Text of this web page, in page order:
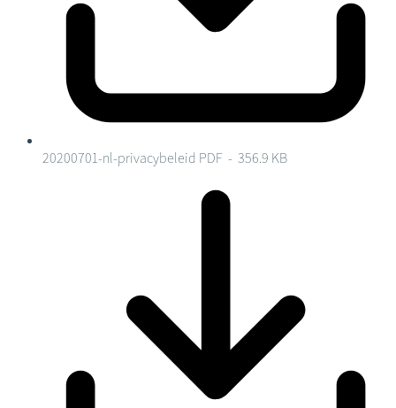
20200701-nl-privacybeleid PDF - 356.9 KB